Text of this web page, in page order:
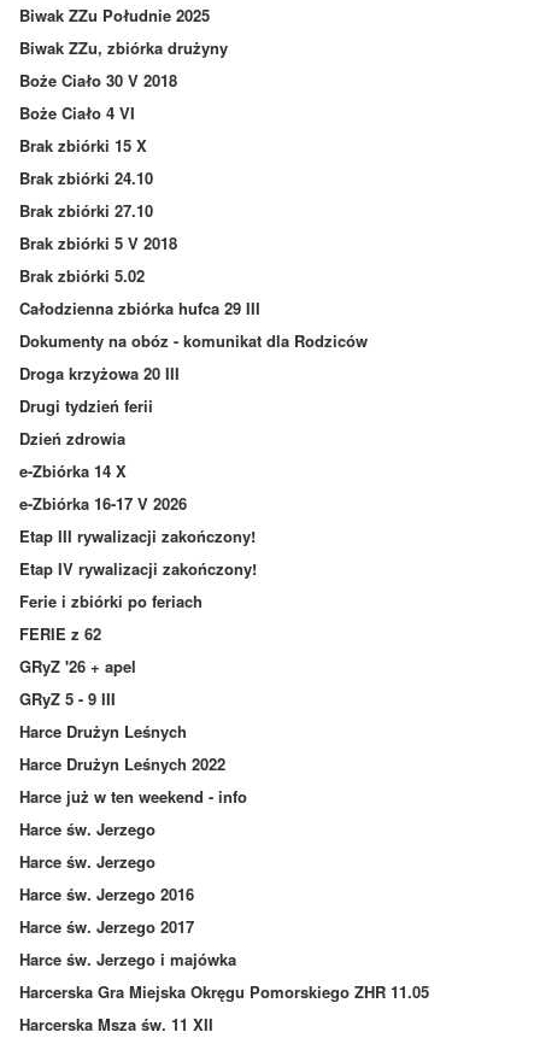
Biwak ZZu Południe 2025
Biwak ZZu, zbiórka drużyny
Boże Ciało 30 V 2018
Boże Ciało 4 VI
Brak zbiórki 15 X
Brak zbiórki 24.10
Brak zbiórki 27.10
Brak zbiórki 5 V 2018
Brak zbiórki 5.02
Całodzienna zbiórka hufca 29 III
Dokumenty na obóz - komunikat dla Rodziców
Droga krzyżowa 20 III
Drugi tydzień ferii
Dzień zdrowia
e-Zbiórka 14 X
e-Zbiórka 16-17 V 2026
Etap III rywalizacji zakończony!
Etap IV rywalizacji zakończony!
Ferie i zbiórki po feriach
FERIE z 62
GRyZ '26 + apel
GRyZ 5 - 9 III
Harce Drużyn Leśnych
Harce Drużyn Leśnych 2022
Harce już w ten weekend - info
Harce św. Jerzego
Harce św. Jerzego
Harce św. Jerzego 2016
Harce św. Jerzego 2017
Harce św. Jerzego i majówka
Harcerska Gra Miejska Okręgu Pomorskiego ZHR 11.05
Harcerska Msza św. 11 XII